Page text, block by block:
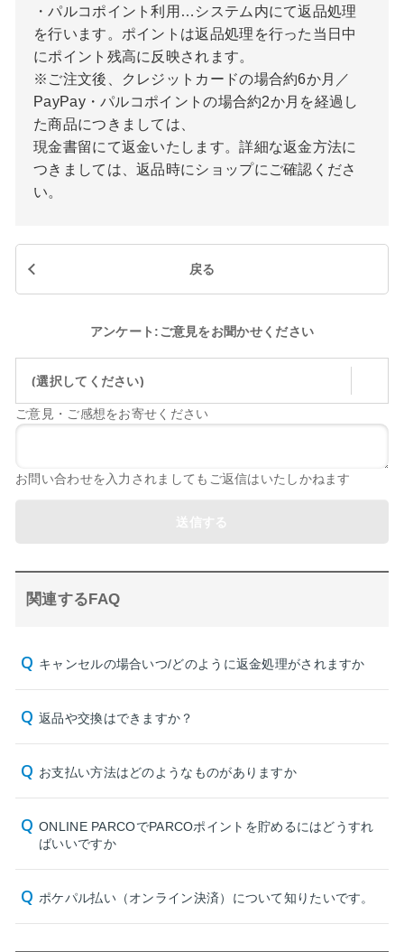
・パルコポイント利用…システム内にて返品処理
を行います。ポイントは返品処理を行った当日中
にポイント残高に反映されます。
※ご注文後、クレジットカードの場合約6か月／
PayPay・パルコポイントの場合約2か月を経過し
た商品につきましては、
現金書留にて返金いたします。詳細な返金方法に
つきましては、返品時にショップにご確認くださ
い。
戻る
アンケート:ご意見をお聞かせください
(選択してください)
ご意見・ご感想をお寄せください
お問い合わせを入力されましてもご返信はいたしかねます
関連するFAQ
キャンセルの場合いつ/どのように返金処理がされますか
返品や交換はできますか？
お支払い方法はどのようなものがありますか
ONLINE PARCOでPARCOポイントを貯めるにはどうすれ
ばいいですか
ポケパル払い（オンライン決済）について知りたいです。